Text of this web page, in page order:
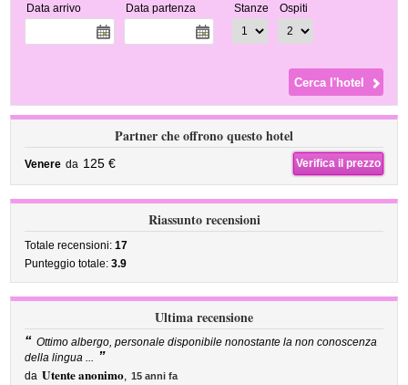
Data arrivo Data partenza Stanze Ospiti
Partner che offrono questo hotel
Venere da 125 € Verifica il prezzo
Riassunto recensioni
Totale recensioni:17
Punteggio totale:3.9
Ultima recensione
“ Ottimo albergo, personale disponibile nonostante la non conoscenza
della lingua ... ”
da Utente anonimo, 15 anni fa